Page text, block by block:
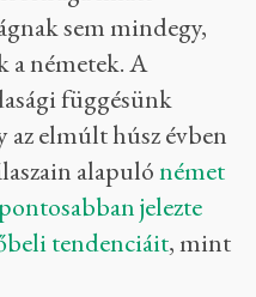
sem mindegy,
a németek. A
függésünk
elmúlt húsz évben
alapulónémet
jelezte
tendenciáit, mint